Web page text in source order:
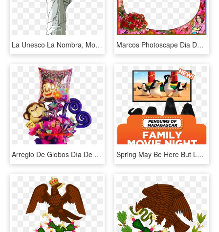
La Unesco La Nombra, Monumento Nacional Estatua De - Señora De La Libertad Png, Transparent Png Marcos Photoscape Dia De La Madre - Marco De Fotos Dia De La Madre, HD Png Download
Arreglo De Globos Día De Las Madres ^80cms Alto^ - Arreglos De Dulces Globos, HD Png Download Spring May Be Here But Last Weekend We Had Fun Chillin - Pinguinos De Madagascar La Pelicula, HD Png Download